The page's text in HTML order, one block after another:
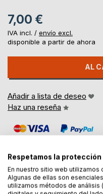
7,00 €
IVA incl. / envío excl.
disponible a partir de ahora
AL
Añadir a lista de deseo
Haz una reseña
DESCRIPCIÓN
Respetamos la protección
En nuestro sitio web
Algunas de ellas son
utilizamos métodos de análisis